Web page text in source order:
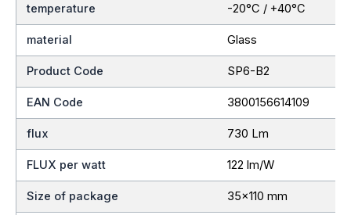
temperature -20°C / +40°C
material Glass
Product Code SP6-B2
EAN Code 3800156614109
flux 730 Lm
FLUX per watt 122 lm/W
Size of package 35×110 mm